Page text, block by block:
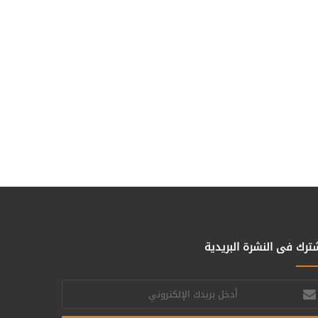
فى النشرة البريدية
أدخل
بريدك